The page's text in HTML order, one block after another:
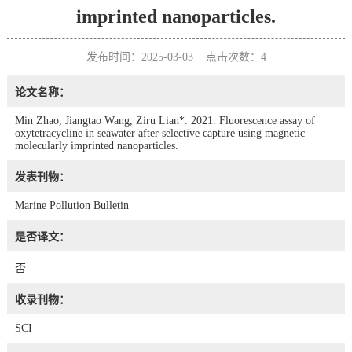
imprinted nanoparticles.
发布时间：2025-03-03 点击次数： 4
论文名称：
Min Zhao, Jiangtao Wang, Ziru Lian*. 2021. Fluorescence assay of
oxytetracycline in seawater after selective capture using magnetic
molecularly imprinted nanoparticles.
发表刊物：
Marine Pollution Bulletin
是否译文：
否
收录刊物：
SCI